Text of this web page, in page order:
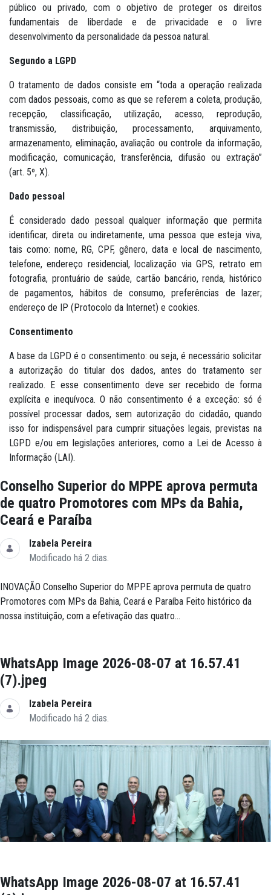
público ou privado, com o objetivo de proteger os direitos
fundamentais de liberdade e de privacidade e o livre
desenvolvimento da personalidade da pessoa natural.
Segundo a LGPD
O tratamento de dados consiste em “toda a operação realizada
com dados pessoais, como as que se referem a coleta, produção,
recepção, classificação, utilização, acesso, reprodução,
transmissão, distribuição, processamento, arquivamento,
armazenamento, eliminação, avaliação ou controle da informação,
modificação, comunicação, transferência, difusão ou extração”
(art. 5º, X).
Dado pessoal
É considerado dado pessoal qualquer informação que permita
identificar, direta ou indiretamente, uma pessoa que esteja viva,
tais como: nome, RG, CPF, gênero, data e local de nascimento,
telefone, endereço residencial, localização via GPS, retrato em
fotografia, prontuário de saúde, cartão bancário, renda, histórico
de pagamentos, hábitos de consumo, preferências de lazer;
endereço de IP (Protocolo da Internet) e cookies.
Consentimento
A base da LGPD é o consentimento: ou seja, é necessário solicitar
a autorização do titular dos dados, antes do tratamento ser
realizado. E esse consentimento deve ser recebido de forma
explícita e inequívoca. O não consentimento é a exceção: só é
possível processar dados, sem autorização do cidadão, quando
isso for indispensável para cumprir situações legais, previstas na
LGPD e/ou em legislações anteriores, como a Lei de Acesso à
Informação (LAI).
Conselho Superior do MPPE aprova permuta
de quatro Promotores com MPs da Bahia,
Ceará e Paraíba
Izabela Pereira
Modificado há 2 dias.
INOVAÇÃO Conselho Superior do MPPE aprova permuta de quatro
Promotores com MPs da Bahia, Ceará e Paraíba Feito histórico da
nossa instituição, com a efetivação das quatro...
WhatsApp Image 2026-08-07 at 16.57.41
(7).jpeg
Izabela Pereira
Modificado há 2 dias.
WhatsApp Image 2026-08-07 at 16.57.41